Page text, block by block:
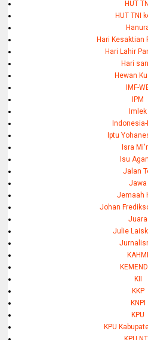
HUT
HUT TNI
Hari Kesaktian
Hari Lahir
Hari
Hewan
IMF-
IPM
Imlek
Indonesia-
Iptu
Isra
Isu
Jalan
Jawa
Jemaah
Johan
Juara
Julie
KAHMI
KII
KKP
KNPI
KPU
KPU